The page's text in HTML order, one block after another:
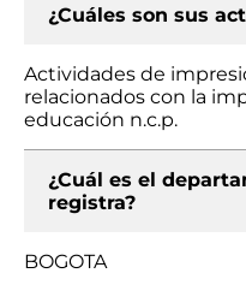
¿Cuáles son sus
Actividades de
relacionados con la
educación n.c.p.
¿Cuál es el
registra?
BOGOTA